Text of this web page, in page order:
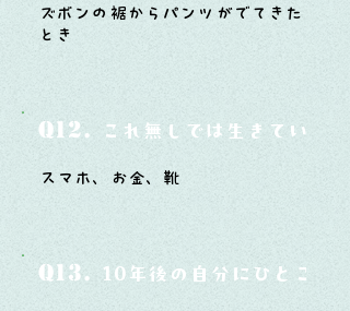
ズボンの裾からパンツがでてきた
とき
Q12. これ無しでは生きていけ
スマホ、お金、靴
Q13. 10年後の自分にひとこと